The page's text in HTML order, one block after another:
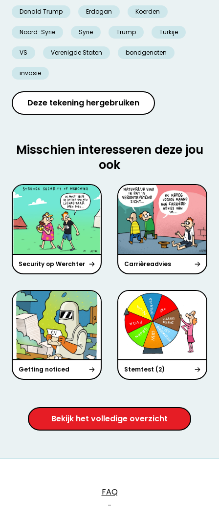
Donald Trump Erdogan Koerden
Noord-Syrië Syrië Trump Turkije
VS Verenigde Staten bondgenoten
invasie
Deze tekening hergebruiken
Misschien interesseren deze jou
ook
Security op Werchter Carrièreadvies
Getting noticed Stemtest (2)
Bekijk het volledige overzicht
FAQ
-